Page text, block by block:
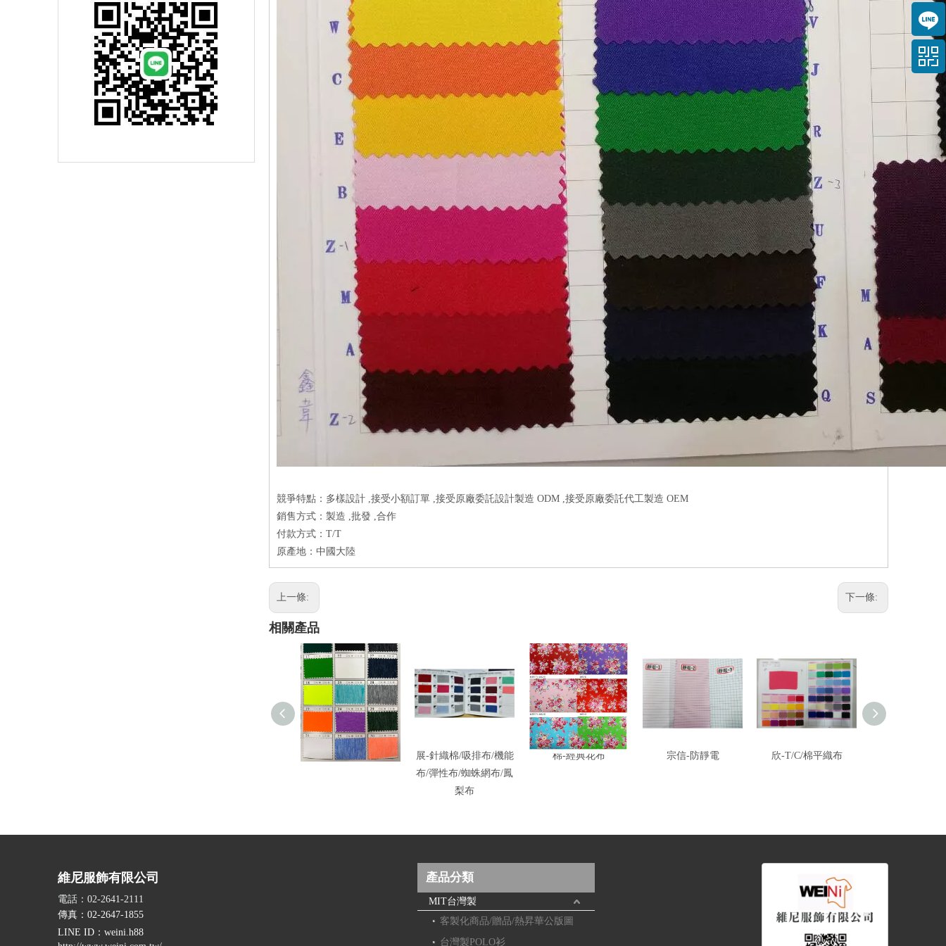
競爭特點：多樣設計 ,接受小額訂單 ,接受原廠委託設計製造 ODM ,接受原廠委託代工製造 OEM
銷售方式：製造 ,批發 ,合作
付款方式：T/T
原產地：中國大陸
上一條: 下一條:
相關產品
千-雲彩布
展-針織棉/吸排布/機能
布/彈性布/蜘蛛網布/鳳
梨布
棉-經典花布 宗信-防靜電 欣-T/C/棉平織布
維尼服飾有限公司
電話：02-2641-2111
傳真：02-2647-1855
LINE ID ：weini.h88
產品分類
MIT台灣製
客製化商品/贈品/熱昇華公版圖
台灣製POLO衫